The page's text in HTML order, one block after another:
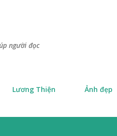
người đọc
Lương Thiện Ảnh đẹp